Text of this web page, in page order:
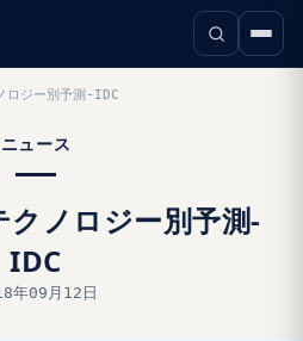
ロジー別予測-IDC
ニュース
クノロジー別予測-
IDC
年09月12日